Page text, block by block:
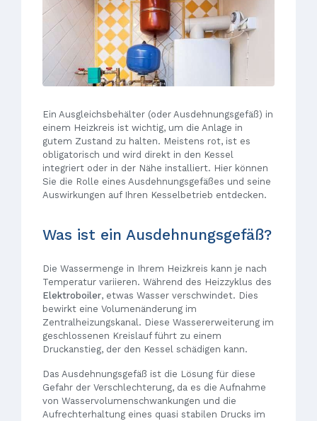
Ein Ausgleichsbehälter (oder Ausdehnungsgefäß) in
einem Heizkreis ist wichtig, um die Anlage in
gutem Zustand zu halten. Meistens rot, ist es
obligatorisch und wird direkt in den Kessel
integriert oder in der Nähe installiert. Hier können
Sie die Rolle eines Ausdehnungsgefäßes und seine
Auswirkungen auf Ihren Kesselbetrieb entdecken.
Was ist ein Ausdehnungsgefäß?
Die Wassermenge in Ihrem Heizkreis kann je nach
Temperatur variieren. Während des Heizzyklus des
Elektroboiler, etwas Wasser verschwindet. Dies
bewirkt eine Volumenänderung im
Zentralheizungskanal. Diese Wassererweiterung im
geschlossenen Kreislauf führt zu einem
Druckanstieg, der den Kessel schädigen kann.
Das Ausdehnungsgefäß ist die Lösung für diese
Gefahr der Verschlechterung, da es die Aufnahme
von Wasservolumenschwankungen und die
Aufrechterhaltung eines quasi stabilen Drucks im